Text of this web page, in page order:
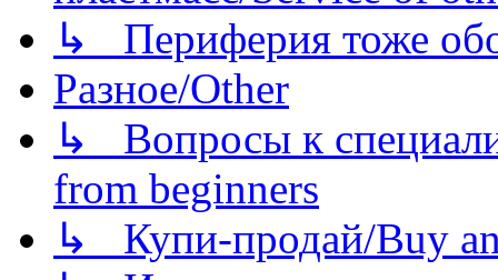
↳ Периферия тоже
Разное/Other
↳ Вопросы к
from beginners
↳ Купи-продай/Buy